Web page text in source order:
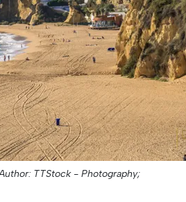
TTStock - Photography;